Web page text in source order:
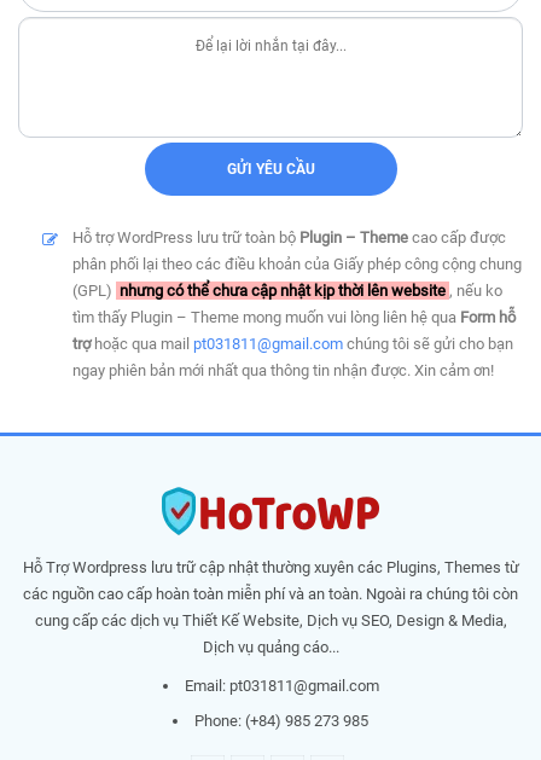
Hỗ trợ WordPress lưu trữ toàn bộ Plugin – Theme cao cấp được
phân phối lại theo các điều khoản của Giấy phép công cộng chung
(GPL) nhưng có thể chưa cập nhật kịp thời lên website , nếu ko
tìm thấy Plugin – Theme mong muốn vui lòng liên hệ qua Form hỗ
trợhoặc qua mail pt031811@gmail.com chúng tôi sẽ gửi cho bạn
ngay phiên bản mới nhất qua thông tin nhận được. Xin cảm ơn!
Hỗ Trợ Wordpress lưu trữ cập nhật thường xuyên các Plugins, Themes từ
các nguồn cao cấp hoàn toàn miễn phí và an toàn. Ngoài ra chúng tôi còn
cung cấp các dịch vụ Thiết Kế Website, Dịch vụ SEO, Design & Media,
Dịch vụ quảng cáo...
Email: pt031811@gmail.com
Phone: (+84) 985 273 985